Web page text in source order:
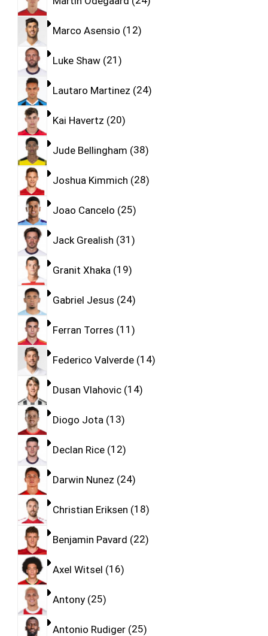
Marco Asensio 12
Luke Shaw 21
Lautaro Martinez 24
Kai Havertz 20
Jude Bellingham 38
Joshua Kimmich 28
Joao Cancelo 25
Jack Grealish 31
Granit Xhaka 19
Gabriel Jesus 24
Ferran Torres 11
Federico Valverde 14
Dusan Vlahovic 14
Diogo Jota 13
Declan Rice 12
Darwin Nunez 24
Christian Eriksen 18
Benjamin Pavard 22
Axel Witsel 16
Antony 25
Antonio Rudiger 25